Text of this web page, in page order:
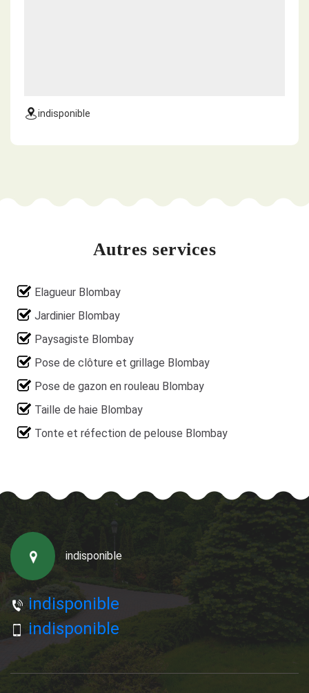
indisponible
Autres services
Elagueur Blombay
Jardinier Blombay
Paysagiste Blombay
Pose de clôture et grillage Blombay
Pose de gazon en rouleau Blombay
Taille de haie Blombay
Tonte et réfection de pelouse Blombay
indisponible
indisponible
indisponible